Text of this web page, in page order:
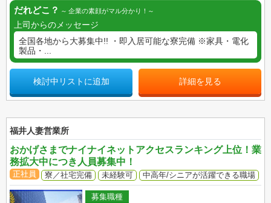
だれどこ？ 企業の素顔がマル分かり！
上司からのメッセージ
全国各地から大募集中!! ・即入居可能な寮完備 ※家具・電化
製品・...
検討中リストに追加 詳細を見る
福井人妻営業所
おかげさまでナイナイネットアクセスランキング上位！業
務拡大中につき人員募集中！
正社員 寮／社宅完備 未経験可 中高年/シニアが活躍できる職場
募集職種